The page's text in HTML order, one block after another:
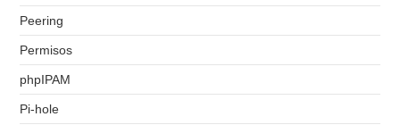
Peering
Permisos
phpIPAM
Pi-hole